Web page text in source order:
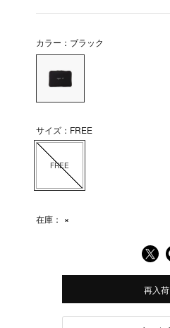
カラー：ブラック
サイズ：FREE
FREE
在庫： ×
再入